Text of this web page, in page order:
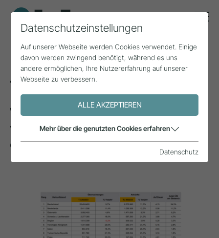
Herkunftsmärkte im
Tiroler Tourismus
Woher kommen Tirols Gäste und
welche Märkte sind
entscheidend?
Datenschutzeinstellungen
Auf unserer Webseite werden Cookies verwendet. Einige
davon werden zwingend benötigt, während es uns
andere ermöglichen, Ihre Nutzererfahrung auf unserer
Webseite zu verbessern.
ALLE AKZEPTIEREN
Mehr über die genutzten Cookies erfahren
Datenschutz